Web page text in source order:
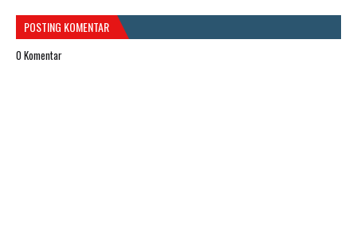
POSTING KOMENTAR
0 Komentar